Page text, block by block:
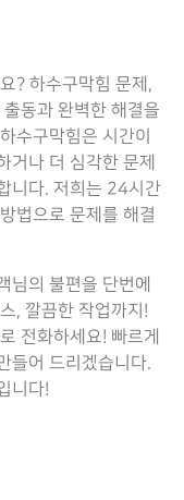
? 하수구막힘 문제,
동과 완벽한 해결을
수구막힘은 시간이
거나 더 심각한 문제
니다. 저희는 24시간
법으로 문제를 해결
님의 불편을 단번에
, 깔끔한 작업까지!
전화하세요! 빠르게
들어 드리겠습니다.
니다!